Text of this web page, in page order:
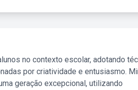
no contexto escolar, adotando
por criatividade e entusiasmo.
geração excepcional, utilizando